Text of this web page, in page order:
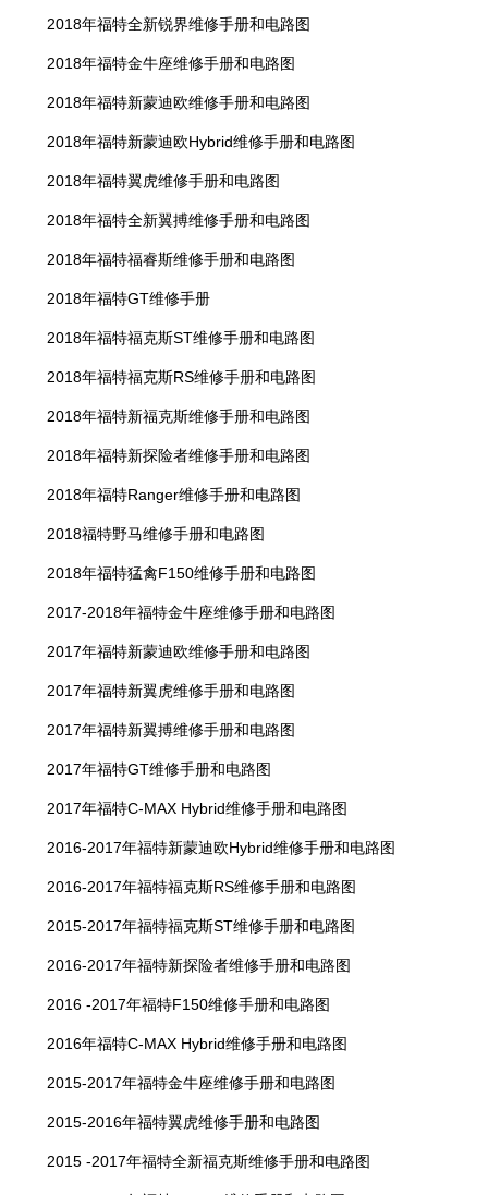
2018年福特全新锐界维修手册和电路图
2018年福特金牛座维修手册和电路图
2018年福特新蒙迪欧维修手册和电路图
2018年福特新蒙迪欧Hybrid维修手册和电路图
2018年福特翼虎维修手册和电路图
2018年福特全新翼搏维修手册和电路图
2018年福特福睿斯维修手册和电路图
2018年福特GT维修手册
2018年福特福克斯ST维修手册和电路图
2018年福特福克斯RS维修手册和电路图
2018年福特新福克斯维修手册和电路图
2018年福特新探险者维修手册和电路图
2018年福特Ranger维修手册和电路图
2018福特野马维修手册和电路图
2018年福特猛禽F150维修手册和电路图
2017-2018年福特金牛座维修手册和电路图
2017年福特新蒙迪欧维修手册和电路图
2017年福特新翼虎维修手册和电路图
2017年福特新翼搏维修手册和电路图
2017年福特GT维修手册和电路图
2017年福特C-MAX Hybrid维修手册和电路图
2016-2017年福特新蒙迪欧Hybrid维修手册和电路图
2016-2017年福特福克斯RS维修手册和电路图
2015-2017年福特福克斯ST维修手册和电路图
2016-2017年福特新探险者维修手册和电路图
2016 -2017年福特F150维修手册和电路图
2016年福特C-MAX Hybrid维修手册和电路图
2015-2017年福特金牛座维修手册和电路图
2015-2016年福特翼虎维修手册和电路图
2015 -2017年福特全新福克斯维修手册和电路图